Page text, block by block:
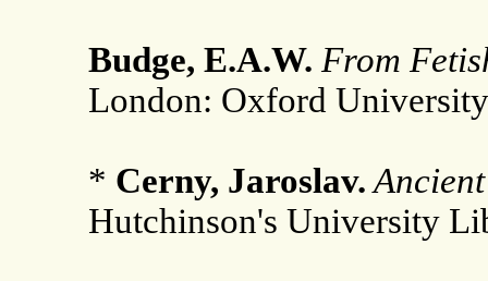
Budge, E.A.W. From
London: Oxford
* Cerny, Jaroslav.
Hutchinson's University